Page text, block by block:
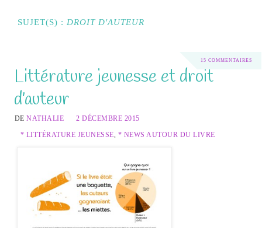
SUJET(S) : DROIT D'AUTEUR
15 COMMENTAIRES
Littérature jeunesse et droit
d’auteur
DENATHALIE
2 DÉCEMBRE 2015
* LITTÉRATURE JEUNESSE, * NEWS AUTOUR DU LIVRE